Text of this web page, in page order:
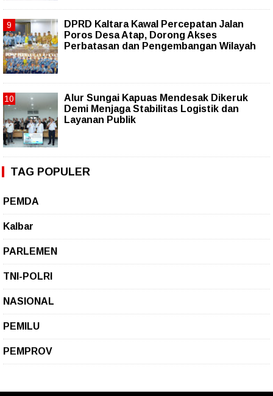
DPRD Kaltara Kawal Percepatan Jalan
Poros Desa Atap, Dorong Akses
Perbatasan dan Pengembangan Wilayah
Alur Sungai Kapuas Mendesak Dikeruk
Demi Menjaga Stabilitas Logistik dan
Layanan Publik
TAG POPULER
PEMDA
Kalbar
PARLEMEN
TNI-POLRI
NASIONAL
PEMILU
PEMPROV